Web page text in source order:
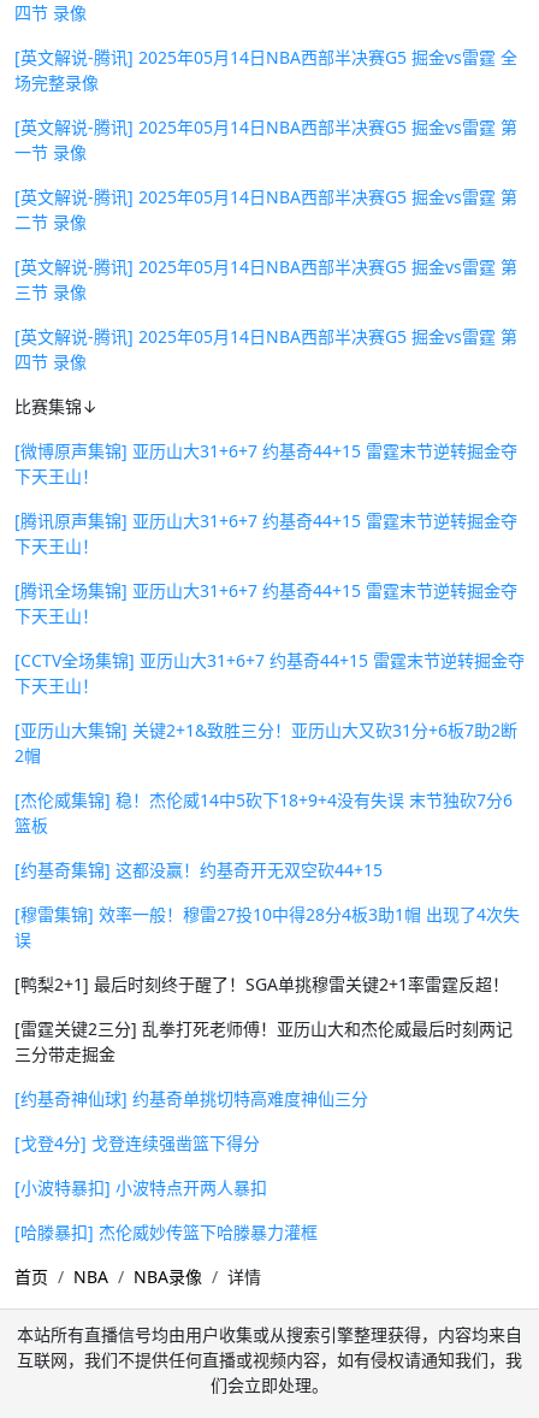
四节 录像
[英文解说-腾讯] 2025年05月14日NBA西部半决赛G5 掘金vs雷霆 全
场完整录像
[英文解说-腾讯] 2025年05月14日NBA西部半决赛G5 掘金vs雷霆 第
一节 录像
[英文解说-腾讯] 2025年05月14日NBA西部半决赛G5 掘金vs雷霆 第
二节 录像
[英文解说-腾讯] 2025年05月14日NBA西部半决赛G5 掘金vs雷霆 第
三节 录像
[英文解说-腾讯] 2025年05月14日NBA西部半决赛G5 掘金vs雷霆 第
四节 录像
比赛集锦↓
[微博原声集锦] 亚历山大31+6+7 约基奇44+15 雷霆末节逆转掘金夺
下天王山！
[腾讯原声集锦] 亚历山大31+6+7 约基奇44+15 雷霆末节逆转掘金夺
下天王山！
[腾讯全场集锦] 亚历山大31+6+7 约基奇44+15 雷霆末节逆转掘金夺
下天王山！
[CCTV全场集锦] 亚历山大31+6+7 约基奇44+15 雷霆末节逆转掘金夺
下天王山！
[亚历山大集锦] 关键2+1&致胜三分！亚历山大又砍31分+6板7助2断
2帽
[杰伦威集锦] 稳！杰伦威14中5砍下18+9+4没有失误 末节独砍7分6
篮板
[约基奇集锦] 这都没赢！约基奇开无双空砍44+15
[穆雷集锦] 效率一般！穆雷27投10中得28分4板3助1帽 出现了4次失
误
[鸭梨2+1] 最后时刻终于醒了！SGA单挑穆雷关键2+1率雷霆反超！
[雷霆关键2三分] 乱拳打死老师傅！亚历山大和杰伦威最后时刻两记
三分带走掘金
[约基奇神仙球] 约基奇单挑切特高难度神仙三分
[戈登4分] 戈登连续强凿篮下得分
[小波特暴扣] 小波特点开两人暴扣
[哈滕暴扣] 杰伦威妙传篮下哈滕暴力灌框
首页
NBA NBA录像 详情
本站所有直播信号均由用户收集或从搜索引擎整理获得，内容均来自
互联网，我们不提供任何直播或视频内容，如有侵权请通知我们，我
们会立即处理。